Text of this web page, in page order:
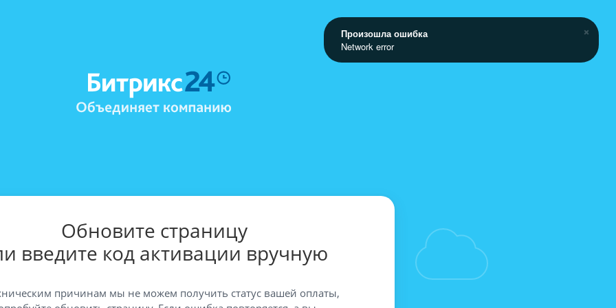
Обновите страницу
введите код активации вручную
причинам мы не можем получить статус вашей оплаты,
Произошла ошибка
Network error